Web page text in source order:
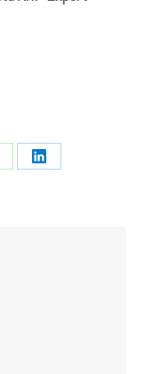
Share